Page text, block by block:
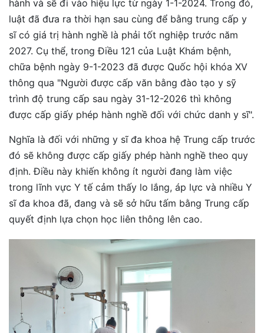
hành và sẽ đi vào hiệu lực từ ngày 1-1-2024. Trong đó,
luật đã đưa ra thời hạn sau cùng để bằng trung cấp y
sĩ có giá trị hành nghề là phải tốt nghiệp trước năm
2027. Cụ thể, trong Điều 121 của Luật Khám bệnh,
chữa bệnh ngày 9-1-2023 đã được Quốc hội khóa XV
thông qua "Người được cấp văn bằng đào tạo y sỹ
trình độ trung cấp sau ngày 31-12-2026 thì không
được cấp giấy phép hành nghề đối với chức danh y sĩ".
Nghĩa là đối với những y sĩ đa khoa hệ Trung cấp trước
đó sẽ không được cấp giấy phép hành nghề theo quy
định. Điều này khiến không ít người đang làm việc
trong lĩnh vực Y tế cảm thấy lo lắng, áp lực và nhiều Y
sĩ đa khoa đã, đang và sẽ sở hữu tấm bằng Trung cấp
quyết định lựa chọn học liên thông lên cao.